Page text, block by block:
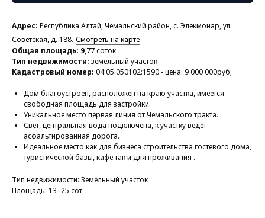
Адрес: Республика Алтай, Чемальский район, с. Элекмонар, ул.
Советская, д. 188. Смотреть на карте
Общая площадь: 9,77 соток
Тип недвижимости: земельный участок
Кадастровый номер: 04:05:050102:1590 - цена: 9 000 000руб;
Дом благоустроен, расположен на краю участка, имеется
свободная площадь для застройки.
Уникальное место первая линия от Чемальского тракта.
Свет, центральная вода подключена, к участку ведет
асфальтированная дорога.
Идеальное место как для бизнеса строительства гостевого дома,
туристической базы, кафе так и для проживания .
Тип недвижимости: Земельный участок
Площадь: 13–25 сот.